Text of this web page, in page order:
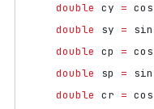
double cy = cos
double
sy = sin
double cp = cos
double
sp = sin
double cr = cos